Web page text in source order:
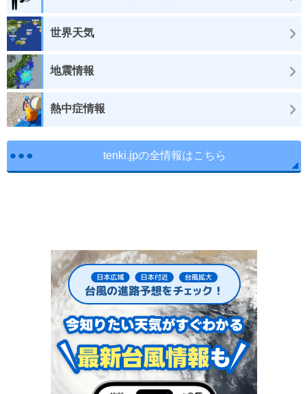
世界天気
地震情報
熱中症情報
tenki.jpの全情報はこちら